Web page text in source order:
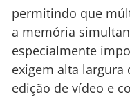
permitindo que
a memória
especialmente
exigem alta largura
edição de vídeo e